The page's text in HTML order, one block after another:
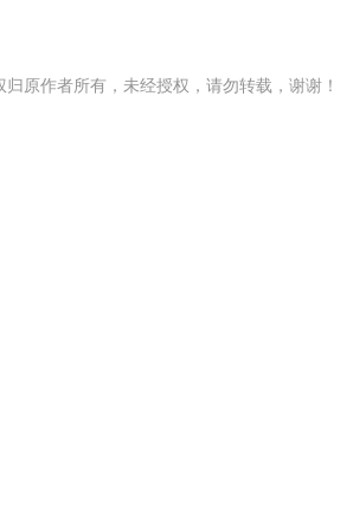
原作者所有，未经授权，请勿转载，谢谢！